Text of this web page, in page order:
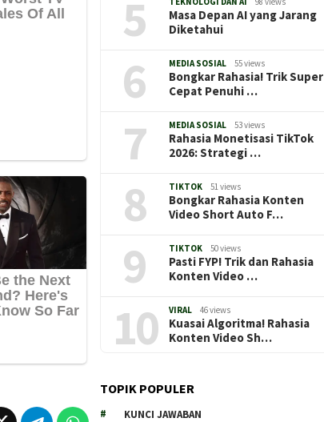
5
Masa Depan AI yang Jarang
Diketahui
6 MEDIA SOSIAL 55 views
Bongkar Rahasia! Trik Super
Cepat Penuhi …
7 MEDIA SOSIAL 53 views
Rahasia Monetisasi TikTok
2026: Strategi …
8 TIKTOK 51 views
Bongkar Rahasia Konten
Video Short Auto F…
9 TIKTOK 50 views
Pasti FYP! Trik dan Rahasia
Konten Video …
10 VIRAL 46 views
Kuasai Algoritma! Rahasia
Konten Video Sh…
TOPIK POPULER
KUNCI JAWABAN